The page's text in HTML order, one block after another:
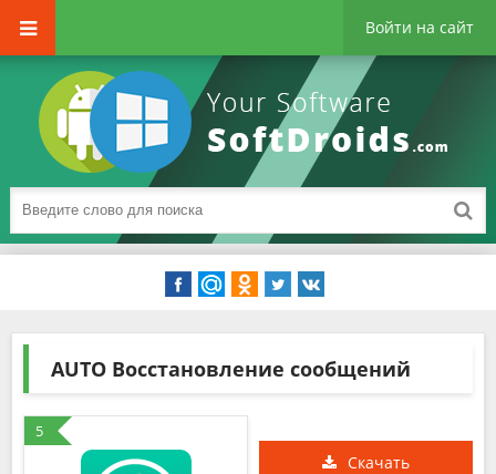
Войти на сайт
AUTO Восстановление сообщений
5
Скачать